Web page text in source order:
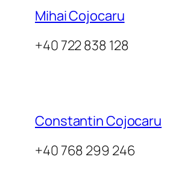
Mihai Cojocaru
+40 722 838 128
Constantin Cojocaru
+40 768 299 246